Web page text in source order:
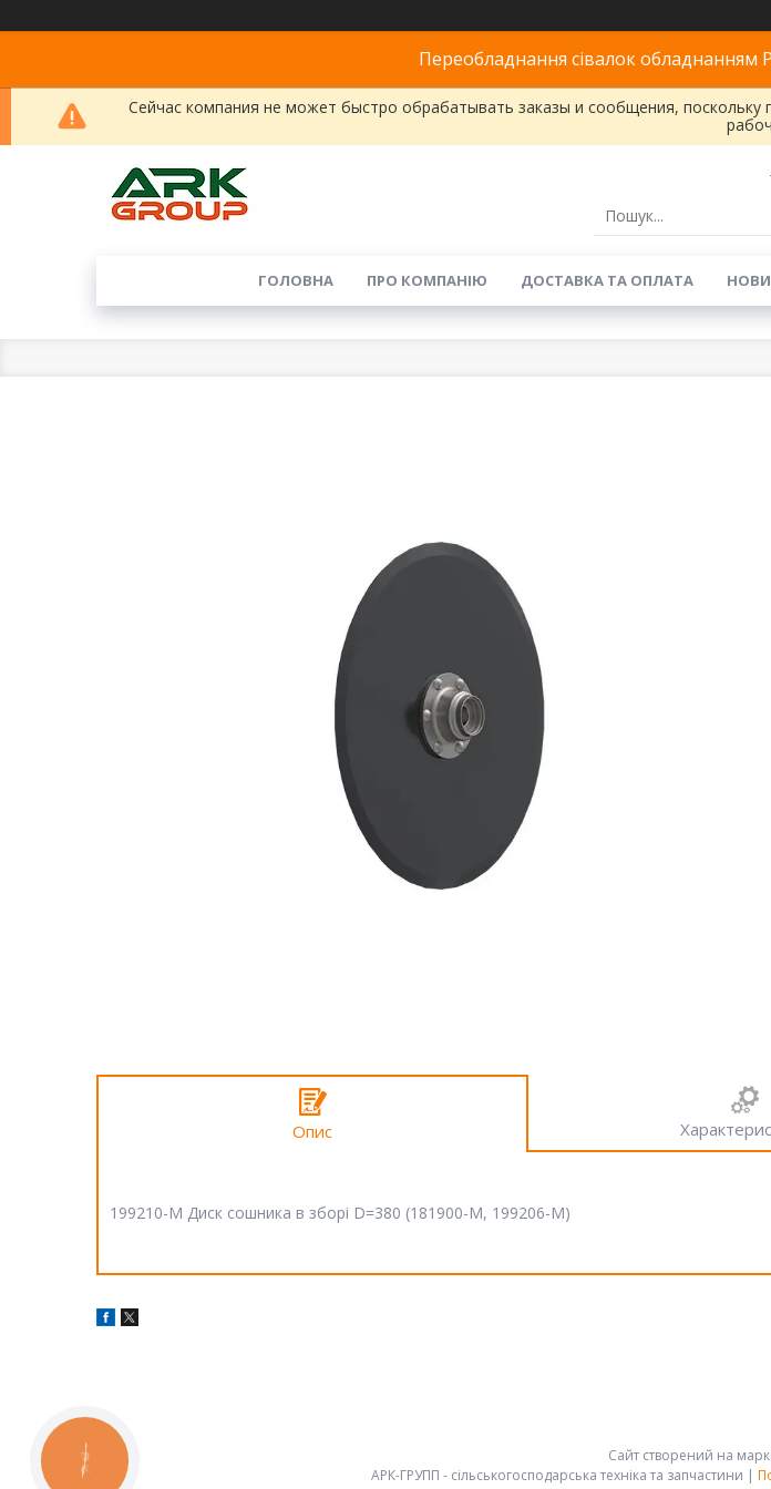
Переобладнання сівалок обладнанням
Сейчас компания не может быстро обрабатывать заказы и сообщения,
ГОЛОВНА ПРО КОМПАНІЮ ДОСТАВКА ТА ОПЛАТА
Опис
199210-M Диск сошника в зборі D=380 (181900-M, 199206-M)
Сайт створений на
АРК-ГРУПП - сільськогосподарська техніка та запчастини |
КНОПКА
ЗВ'ЯЗКУ